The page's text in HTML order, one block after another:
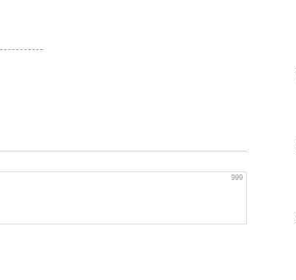
999